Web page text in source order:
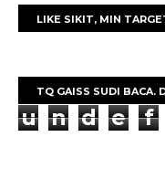
LIKE SIKIT, MIN
TQ GAISS SUDI BACA.
u n d e f